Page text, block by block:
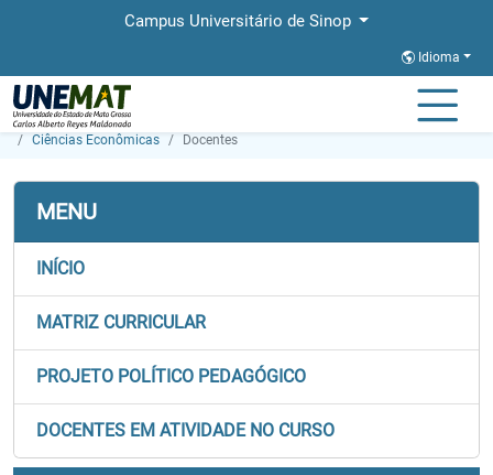
Campus Universitário de Sinop
Idioma
Página Inicial
Ciências Econômicas
Docentes
MENU
INÍCIO
MATRIZ CURRICULAR
PROJETO POLÍTICO PEDAGÓGICO
DOCENTES EM ATIVIDADE NO CURSO